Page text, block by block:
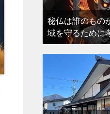
秘仏は誰のもの
域を守るために